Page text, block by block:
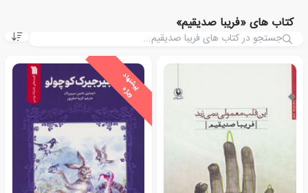
کتاب های «فریبا صدیقیم»
پ
ی
ش
ن
ه
ا
د
و
ی
ژ
ه